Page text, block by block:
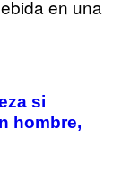
si
hombre,